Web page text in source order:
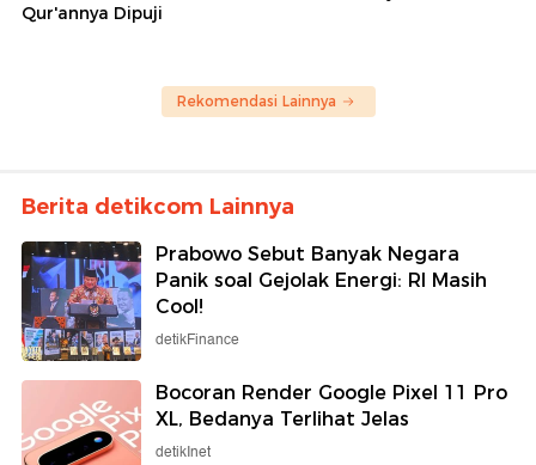
Qur'annya Dipuji
Rekomendasi Lainnya
Berita detikcom Lainnya
Prabowo Sebut Banyak Negara
Panik soal Gejolak Energi: RI Masih
Cool!
detikFinance
Bocoran Render Google Pixel 11 Pro
XL, Bedanya Terlihat Jelas
detikInet